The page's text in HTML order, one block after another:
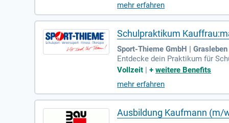
rgebiet, das dynamisch denkt
en möchten. Entdecke mit uns
mehr erfahren
Schulpraktikum
Sport-Thieme GmbH | Grasleben
Entdecke dein Praktikum für
spannenden Bereichen wie
unserem wöchentlichen
elsmanagement an. Bewirb
Vollzeit |+weitere Benefits
mehr erfahren
Ausbildung Kaufmann (m/